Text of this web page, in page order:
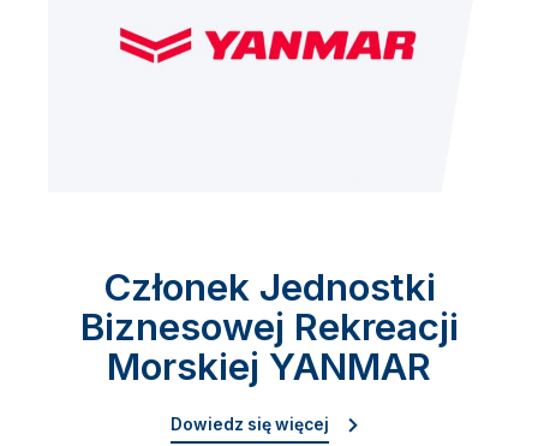
Członek Jednostki
Biznesowej Rekreacji
Morskiej YANMAR
Dowiedz się więcej